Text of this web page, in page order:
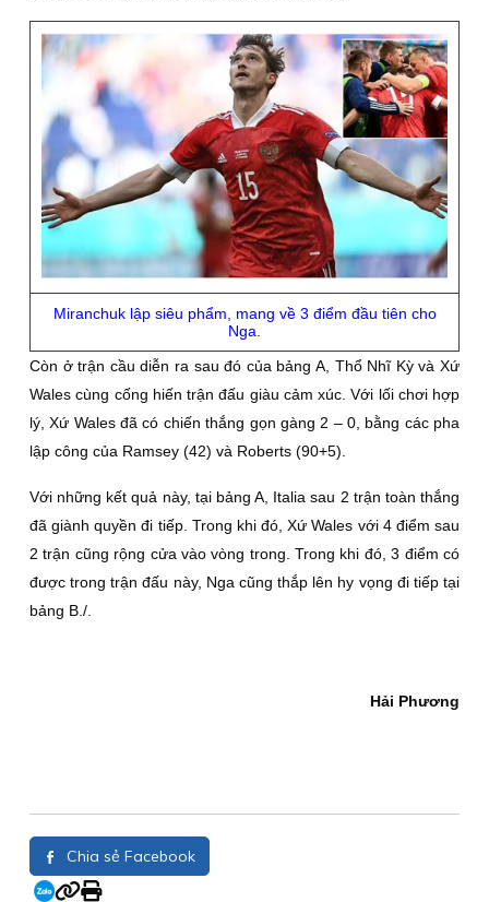
Miranchuk lập siêu phẩm, mang về 3 điểm đầu tiên cho
Nga.
Còn ở trận cầu diễn ra sau đó của bảng A, Thổ Nhĩ Kỳ và Xứ
Wales cùng cống hiến trận đấu giàu cảm xúc. Với lối chơi hợp
lý, Xứ Wales đã có chiến thắng gọn gàng 2 – 0, bằng các pha
lập công của Ramsey (42) và Roberts (90+5).
Với những kết quả này, tại bảng A, Italia sau 2 trận toàn thắng
đã giành quyền đi tiếp. Trong khi đó, Xứ Wales với 4 điểm sau
2 trận cũng rộng cửa vào vòng trong. Trong khi đó, 3 điểm có
được trong trận đấu này, Nga cũng thắp lên hy vọng đi tiếp tại
bảng B./.
Hải Phương
Chia sẻ Facebook